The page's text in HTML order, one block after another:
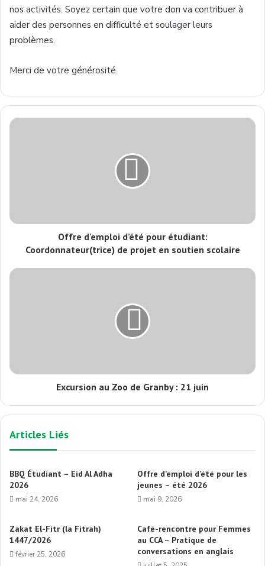
nos activités. Soyez certain que votre don va contribuer à
aider des personnes en difficulté et soulager leurs
problèmes.
Merci de votre générosité.
Offre d'emploi d’été pour étudiant:
Coordonnateur(trice) de projet en soutien scolaire
Excursion au Zoo de Granby : 21 juin
Articles Liés
BBQ Étudiant – Eid Al Adha
2026
mai 24, 2026
Offre d’emploi d’été pour les
jeunes – été 2026
mai 9, 2026
Zakat El-Fitr (la Fitrah)
1447/2026
février 25, 2026
Café-rencontre pour Femmes
au CCA – Pratique de
conversations en anglais